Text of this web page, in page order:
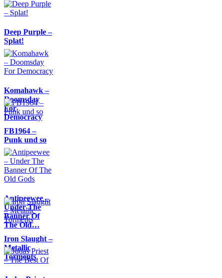
Deep Purple –
Splat!
Komahawk –
Doomsday
For
Democracy
FB1964 –
Punk und so
Antipeewee –
Under The
Banner Of
The Old…
Iron Slaught –
Metallic
Torments